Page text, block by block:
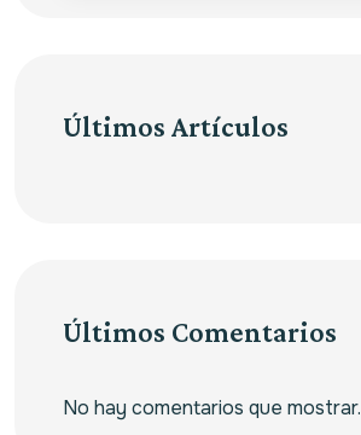
Últimos Artículos
Últimos Comentarios
No hay comentarios que mostrar.